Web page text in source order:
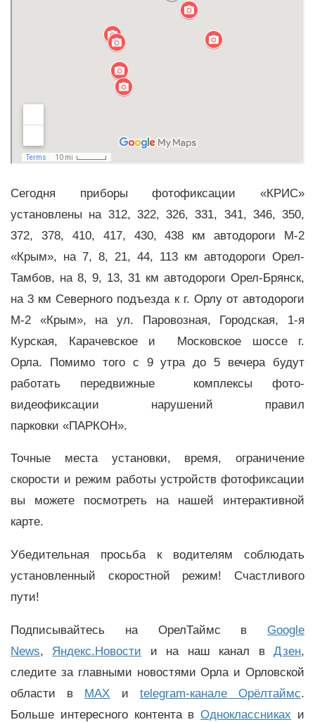
Сегодня приборы фотофиксации «КРИС»
установлены на 312, 322, 326, 331, 341, 346, 350,
372, 378, 410, 417, 430, 438 км автодороги М-2
«Крым», на 7, 8, 21, 44, 113 км автодороги Орел-
Тамбов, на 8, 9, 13, 31 км автодороги Орел-Брянск,
на 3 км Северного подъезда к г. Орлу от автодороги
М-2 «Крым», на ул. Паровозная, Городская, 1-я
Курская, Карачевское и Московское шоссе г.
Орла. Помимо того с 9 утра до 5 вечера будут
работать передвижные комплексы фото-
видеофиксации нарушений правил
парковки «ПАРКОН».
Точные места установки, время, ограничение
скорости и режим работы устройств фотофиксации
вы можете посмотреть на нашей интерактивной
карте.
Убедительная просьба к водителям соблюдать
установленный скоростной режим! Счастливого
пути!
Подписывайтесь на ОрелТаймс в Google
News, Яндекс.Новости и на наш канал вДзен,
следите за главными новостями Орла и Орловской
области в MAX и telegram-канале Орёлтаймс.
Больше интересного контента вОдноклассниках и